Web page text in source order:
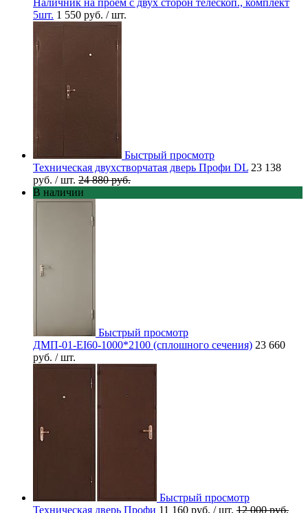
5шт. 1 550 руб. / шт.
Быстрый просмотр
Техническая двухстворчатая дверь Профи DL 23 138
руб. / шт. 24 880 руб.
В наличии
Быстрый просмотр
ДМП-01-EI60-1000*2100 (сплошного сечения) 23 660
руб. / шт.
Быстрый просмотр
Техническая дверь Профи 11 160 руб. / шт. 12 000 руб.